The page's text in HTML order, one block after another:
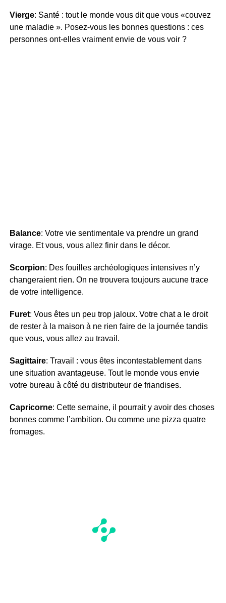
Vierge: Santé : tout le monde vous dit que vous «couvez
une maladie ». Posez-vous les bonnes questions : ces
personnes ont-elles vraiment envie de vous voir ?
Balance: Votre vie sentimentale va prendre un grand
virage. Et vous, vous allez finir dans le décor.
Scorpion: Des fouilles archéologiques intensives n’y
changeraient rien. On ne trouvera toujours aucune trace
de votre intelligence.
Furet: Vous êtes un peu trop jaloux. Votre chat a le droit
de rester à la maison à ne rien faire de la journée tandis
que vous, vous allez au travail.
Sagittaire: Travail : vous êtes incontestablement dans
une situation avantageuse. Tout le monde vous envie
votre bureau à côté du distributeur de friandises.
Capricorne: Cette semaine, il pourrait y avoir des choses
bonnes comme l’ambition. Ou comme une pizza quatre
fromages.